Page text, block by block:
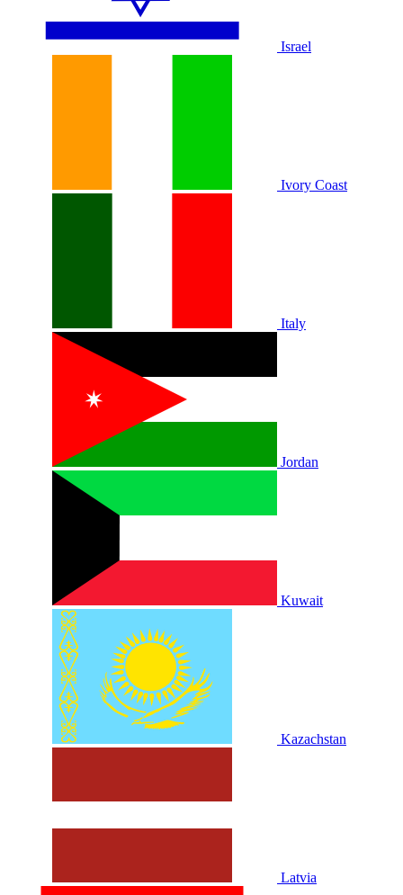
Israel
Ivory Coast
Italy
Jordan
Kuwait
Kazachstan
Latvia